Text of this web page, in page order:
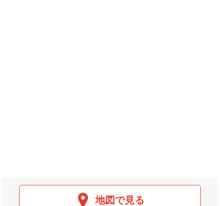
地図で見る